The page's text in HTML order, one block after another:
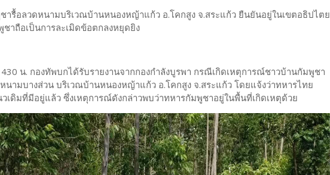
รื้อลวดหนามบริเวณบ้านหนองหญ้าแก้ว อ.โคกสูง จ.สระแก้ว ยืนยันอยู่ในเขตอธิปไตย
าถือเป็นการละเมิดข้อตกลงหยุดยิง
น. กองทัพบกได้รับรายงานจากกองกำลังบูรพา กรณีเกิดเหตุการณ์ชาวบ้านกัมพูชา
ามบางส่วน บริเวณบ้านหนองหญ้าแก้ว อ.โคกสูง จ.สระแก้ว โดยแจ้งว่าทหารไทย
เดิมที่มีอยู่แล้ว ซึ่งเหตุการณ์ดังกล่าวพบว่าทหารกัมพูชาอยู่ในพื้นที่เกิดเหตุด้วย